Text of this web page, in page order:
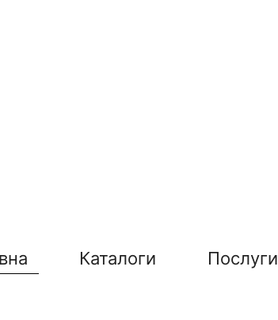
Каталоги Послуги